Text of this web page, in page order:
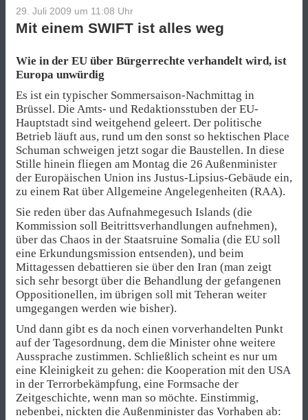
29. Juli 2009 um 11:08 Uhr
Mit einem SWIFT ist alles weg
Wie in der EU über Bürgerrechte verhandelt wird, ist
Europa unwürdig
Es ist ein typischer Sommersaison-Nachmittag in
Brüssel. Die Amts- und Redaktionsstuben der EU-
Hauptstadt sind weitgehend geleert. Der politische
Betrieb läuft aus, rund um den sonst so hektischen Place
Schuman schweigen jetzt sogar die Baustellen. In diese
Stille hinein fliegen am Montag die 26 Außenminister
der Europäischen Union ins Justus-Lipsius-Gebäude ein,
zu einem Rat über Allgemeine Angelegenheiten (RAA).
Sie reden über das Aufnahmegesuch Islands (die
Kommission soll Beitrittsverhandlungen aufnehmen),
über das Chaos in der Staatsruine Somalia (die EU soll
eine Erkundungsmission entsenden), und beim
Mittagessen debattieren sie über den Iran (man zeigt
sich sehr besorgt über die Behandlung der gefangenen
Oppositionellen, im übrigen soll mit Teheran weiter
umgegangen werden wie bisher).
Und dann gibt es da noch einen vorverhandelten Punkt
auf der Tagesordnung, dem die Minister ohne weitere
Aussprache zustimmen. Schließlich scheint es nur um
eine Kleinigkeit zu gehen: die Kooperation mit den USA
in der Terrorbekämpfung, eine Formsache der
Zeitgeschichte, wenn man so möchte. Einstimmig,
nebenbei, nickten die Außenminister das Vorhaben ab: